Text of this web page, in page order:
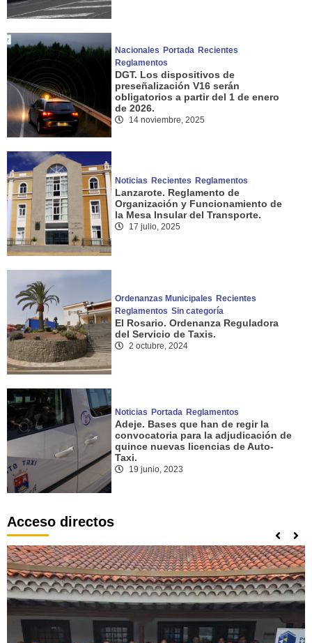
Nacionales Portada Recientes
Reglamentos
DGT. Los dispositivos de
preseñalización V16 serán
obligatorios a partir del 1 de enero
de 2026.
14 noviembre, 2025
Noticias Recientes Reglamentos
Lanzarote. Reglamento de
Organización y Funcionamiento de
la Mesa Insular del Transporte.
17 julio, 2025
Ordenanzas Municipales Recientes
Reglamentos Sin categoría
El Rosario. Ordenanza Reguladora
del Servicio de Taxis.
2 octubre, 2024
Noticias Portada Reglamentos
Adeje. Bases que han de regir la
convocatoria para la adjudicación de
quince nuevas licencias de Auto-
Taxi.
19 junio, 2023
Acceso directos